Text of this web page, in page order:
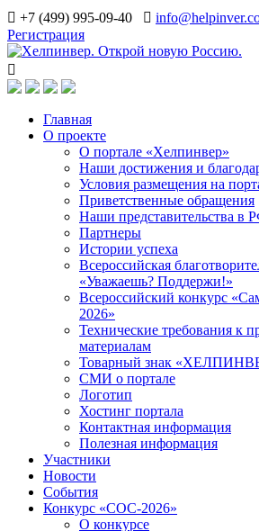
+7 (499) 995-09-40
Регистрация
Главная
О проекте
О портале «Хелпинвер»
Наши достижения и
Условия размещения на
Приветственные обращения
Наши представительства в
Партнеры
Истории успеха
Всероссийская
«Уважаешь? Поддержи!»
Всероссийский конкурс
2026»
Технические требования к
материалам
Товарный знак
СМИ о портале
Логотип
Хостинг портала
Контактная информация
Полезная информация
Участники
Новости
События
Конкурс «СОС-2026»
О конкурсе